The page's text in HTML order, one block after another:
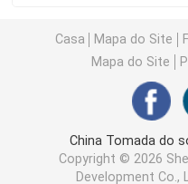
Soquete esperto de
Auto - interruptor
Sensor de Alarme
Casa Mapa do Site
Mapa do Site
China Tomada do
Copyright © 2026
Development Co.,